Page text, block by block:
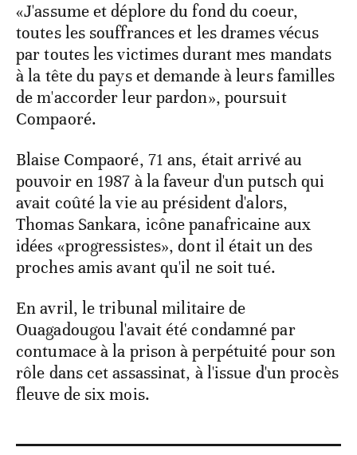
«J'assume et déplore du fond du coeur,
toutes les souffrances et les drames vécus
par toutes les victimes durant mes mandats
à la tête du pays et demande à leurs familles
de m'accorder leur pardon», poursuit
Compaoré.
Blaise Compaoré, 71 ans, était arrivé au
pouvoir en 1987 à la faveur d'un putsch qui
avait coûté la vie au président d'alors,
Thomas Sankara, icône panafricaine aux
idées «progressistes», dont il était un des
proches amis avant qu'il ne soit tué.
En avril, le tribunal militaire de
Ouagadougou l'avait été condamné par
contumace à la prison à perpétuité pour son
rôle dans cet assassinat, à l'issue d'un procès
fleuve de six mois.